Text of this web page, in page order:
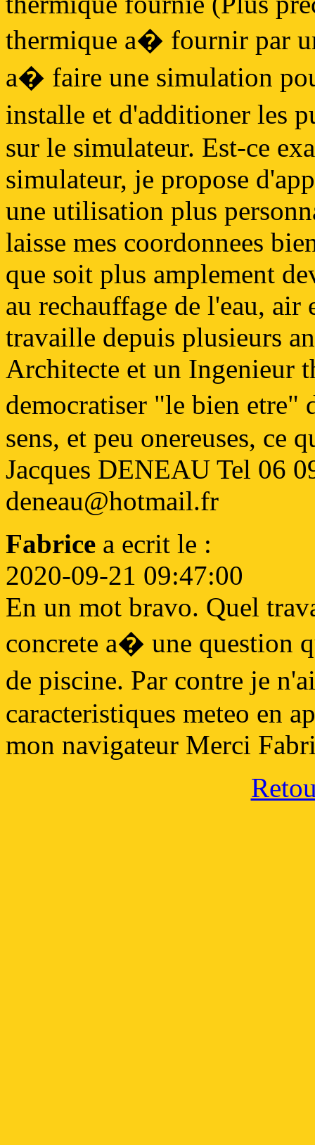
thermique a� fournir par
a� faire une simulation
installe et d'additioner les
sur le simulateur. Est-ce
simulateur, je propose
une utilisation plus
laisse mes coordonnees
que soit plus amplement
au rechauffage de l'eau, air
travaille depuis plusieurs
Architecte et un Ingenieur
democratiser "le bien etre"
sens, et peu onereuses, ce
Jacques DENEAU Tel 06
deneau@hotmail.fr
Fabrice a ecrit le :
2020-09-21 09:47:00
En un mot bravo. Quel
concrete a� une question
de piscine. Par contre je
caracteristiques meteo en
mon navigateur Merci